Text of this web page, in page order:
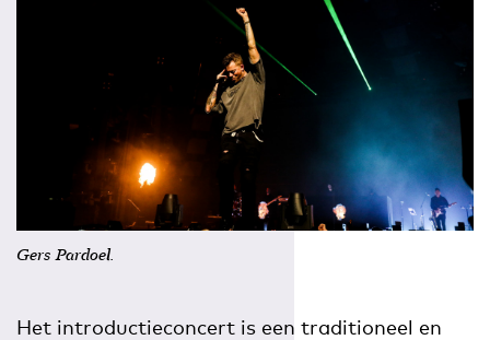
Gers Pardoel.
Het introductieconcert is een traditioneel en